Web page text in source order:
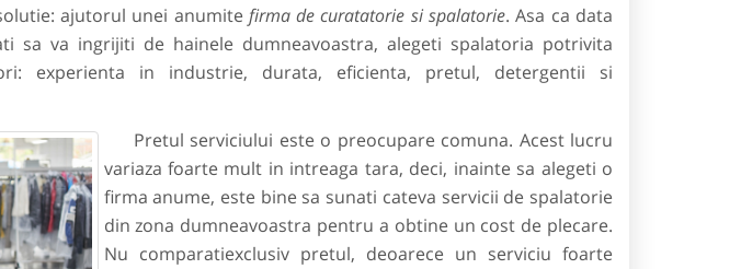
ajutorul unei anumite firma de curatatorie si spalatorie. Asa ca data
sa va ingrijiti de hainele dumneavoastra, alegeti spalatoria potrivita
experienta in industrie, durata, eficienta, pretul, detergentii si
Pretul serviciului este o preocupare comuna. Acest lucru
variaza foarte mult in intreaga tara, deci, inainte sa alegeti o
firma anume, este bine sa sunati cateva servicii de spalatorie
din zona dumneavoastra pentru a obtine un cost de plecare.
Nu comparatiexclusiv pretul, deoarece un serviciu foarte